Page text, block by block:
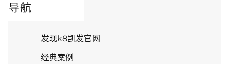
导航
发现k8凯发官网
经典案例